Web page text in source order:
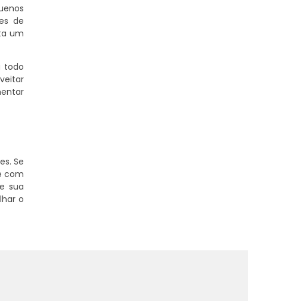
de
um
todo
Se
com
sua
o